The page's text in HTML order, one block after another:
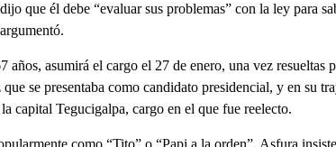
que él debe “evaluar sus problemas” con la ley para
años, asumirá el cargo el 27 de enero, una vez resueltas
que se presentaba como candidato presidencial, y en su
capital Tegucigalpa, cargo en el que fue reelecto.
como “Tito” o “Papi a la orden”, Asfura